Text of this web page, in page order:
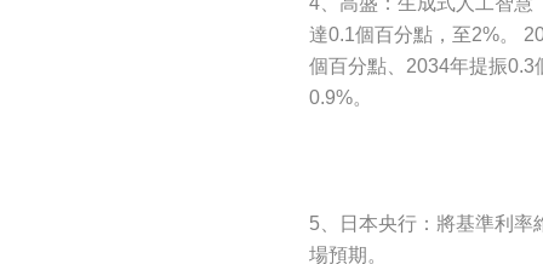
達0.1個百分點，至2%。
個百分點、2034年提振0.3
0.9%。
5、日本央行：將基準利率
場預期。